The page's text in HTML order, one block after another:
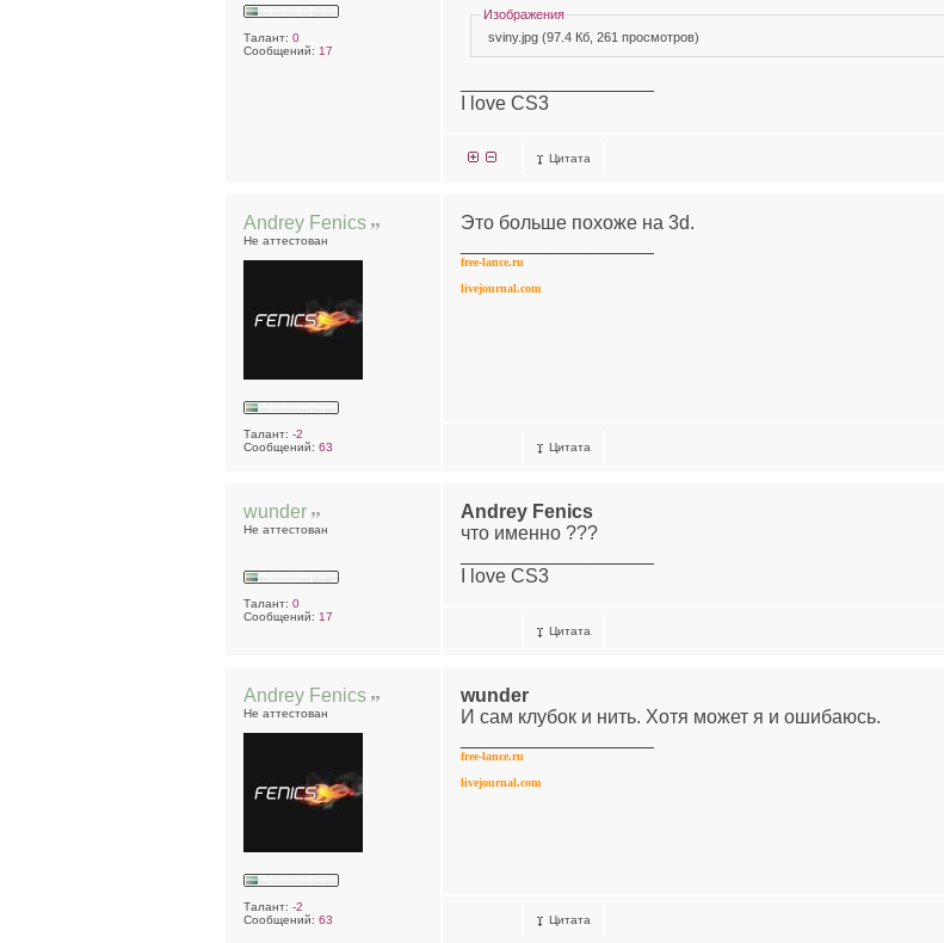
Талант: 0
Сообщений: 17
Изображения
sviny.jpg (97.4 Кб, 261 просмотров)
I love CS3
Цитата
Andrey Fenics
Не аттестован
Талант: -2
Сообщений: 63
Это больше похоже на 3d.
free-lance.ru
livejournal.com
Цитата
wunder
Не аттестован
Талант: 0
Сообщений: 17
Andrey Fenics
что именно ???
I love CS3
Цитата
Andrey Fenics
Не аттестован
Талант: -2
Сообщений: 63
wunder
И сам клубок и нить. Хотя может я и ошибаюсь.
free-lance.ru
livejournal.com
Цитата